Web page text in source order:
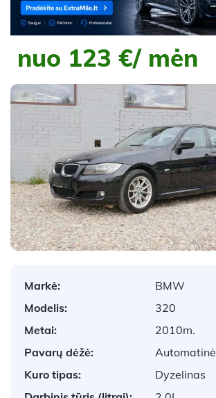
nuo 123 €/ mėn
Markė:
BMW
Modelis:
320
Metai:
2010m.
Pavarų dėžė:
Automatinė
Kuro tipas:
Dyzelinas